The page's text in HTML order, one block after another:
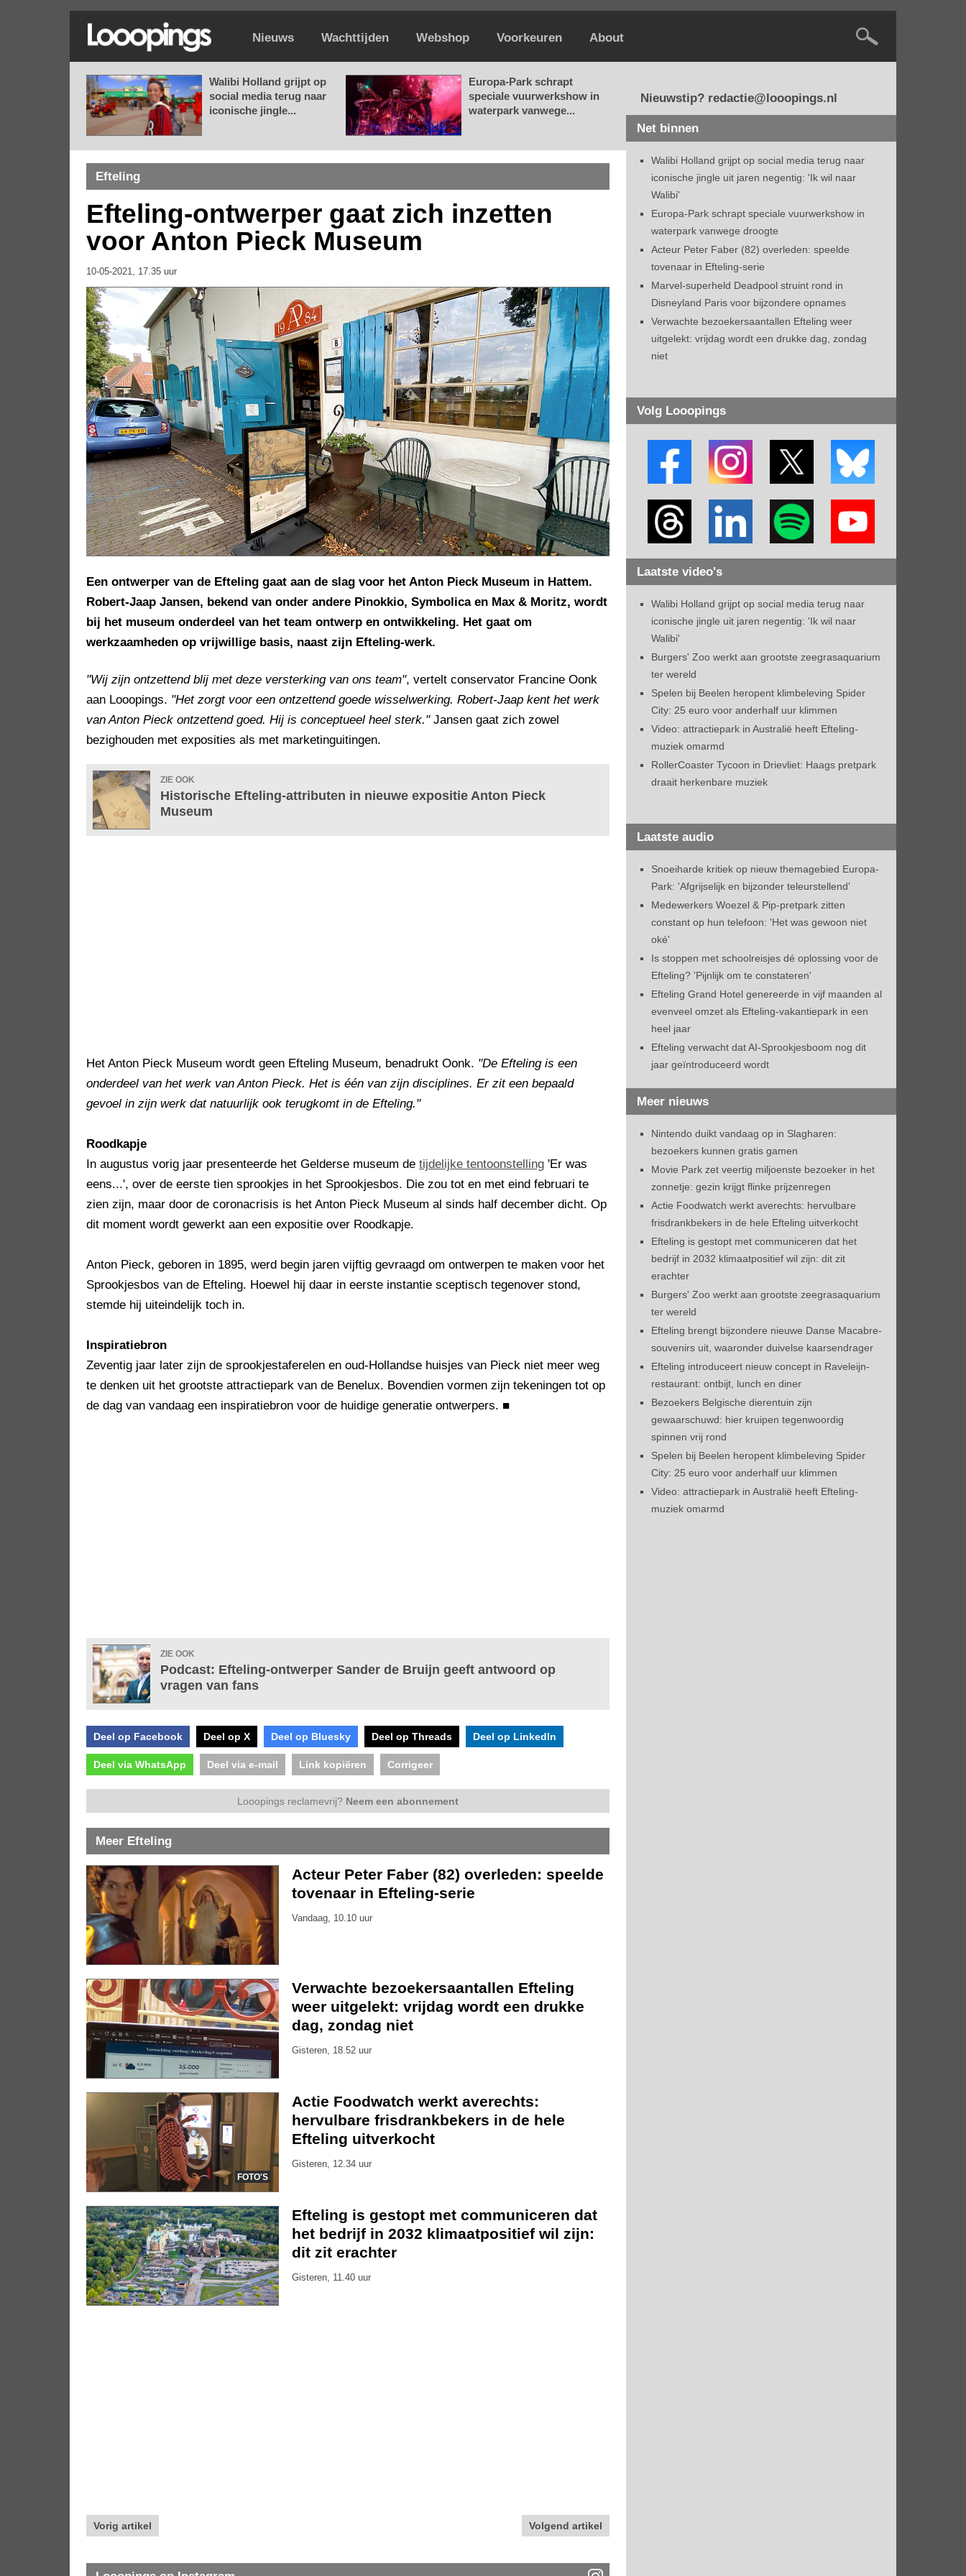
Nieuws Wachttijden Webshop Voorkeuren About
Walibi Holland grijpt op
social media terug naar
iconische jingle...
Europa-Park schrapt
speciale vuurwerkshow in
waterpark vanwege...
Efteling
Efteling-ontwerper gaat zich inzetten
voor Anton Pieck Museum
10-05-2021, 17.35 uur
Een ontwerper van de Efteling gaat aan de slag voor het Anton Pieck Museum in Hattem.
Robert-Jaap Jansen, bekend van onder andere Pinokkio, Symbolica en Max & Moritz, wordt
bij het museum onderdeel van het team ontwerp en ontwikkeling. Het gaat om
werkzaamheden op vrijwillige basis, naast zijn Efteling-werk.
"Wij zijn ontzettend blij met deze versterking van ons team", vertelt conservator Francine Oonk
aan Looopings. "Het zorgt voor een ontzettend goede wisselwerking. Robert-Jaap kent het werk
van Anton Pieck ontzettend goed. Hij is conceptueel heel sterk."Jansen gaat zich zowel
bezighouden met exposities als met marketinguitingen.
ZIE OOK
Historische Efteling-attributen in nieuwe expositie Anton Pieck
Museum
Het Anton Pieck Museum wordt geen Efteling Museum, benadrukt Oonk. "De Efteling is een
onderdeel van het werk van Anton Pieck. Het is één van zijn disciplines. Er zit een bepaald
gevoel in zijn werk dat natuurlijk ook terugkomt in de Efteling."
Roodkapje
In augustus vorig jaar presenteerde het Gelderse museum de tijdelijke tentoonstelling 'Er was
eens...', over de eerste tien sprookjes in het Sprookjesbos. Die zou tot en met eind februari te
zien zijn, maar door de coronacrisis is het Anton Pieck Museum al sinds half december dicht. Op
dit moment wordt gewerkt aan een expositie over Roodkapje.
Anton Pieck, geboren in 1895, werd begin jaren vijftig gevraagd om ontwerpen te maken voor het
Sprookjesbos van de Efteling. Hoewel hij daar in eerste instantie sceptisch tegenover stond,
stemde hij uiteindelijk toch in.
Inspiratiebron
Zeventig jaar later zijn de sprookjestaferelen en oud-Hollandse huisjes van Pieck niet meer weg
te denken uit het grootste attractiepark van de Benelux. Bovendien vormen zijn tekeningen tot op
de dag van vandaag een inspiratiebron voor de huidige generatie ontwerpers. ■
ZIE OOK
Podcast: Efteling-ontwerper Sander de Bruijn geeft antwoord op
vragen van fans
Deel op Facebook Deel op X Deel op Bluesky Deel op Threads Deel op LinkedIn
Deel via WhatsApp Deel via e-mail Link kopiëren Corrigeer
Looopings reclamevrij? Neem een abonnement
Meer Efteling
Acteur Peter Faber (82) overleden: speelde
tovenaar in Efteling-serie
Vandaag, 10.10 uur
Verwachte bezoekersaantallen Efteling
weer uitgelekt: vrijdag wordt een drukke
dag, zondag niet
Gisteren, 18.52 uur
FOTO'S
Actie Foodwatch werkt averechts:
hervulbare frisdrankbekers in de hele
Efteling uitverkocht
Gisteren, 12.34 uur
Efteling is gestopt met communiceren dat
het bedrijf in 2032 klimaatpositief wil zijn:
dit zit erachter
Gisteren, 11.40 uur
Vorig artikel Volgend artikel
Nieuwstip? redactie@looopings.nl
Net binnen
Walibi Holland grijpt op social media terug naar
iconische jingle uit jaren negentig: 'Ik wil naar
Walibi'
Europa-Park schrapt speciale vuurwerkshow in
waterpark vanwege droogte
Acteur Peter Faber (82) overleden: speelde
tovenaar in Efteling-serie
Marvel-superheld Deadpool struint rond in
Disneyland Paris voor bijzondere opnames
Verwachte bezoekersaantallen Efteling weer
uitgelekt: vrijdag wordt een drukke dag, zondag
niet
Volg Looopings
Laatste video's
Walibi Holland grijpt op social media terug naar
iconische jingle uit jaren negentig: 'Ik wil naar
Walibi'
Burgers' Zoo werkt aan grootste zeegrasaquarium
ter wereld
Spelen bij Beelen heropent klimbeleving Spider
City: 25 euro voor anderhalf uur klimmen
Video: attractiepark in Australië heeft Efteling-
muziek omarmd
RollerCoaster Tycoon in Drievliet: Haags pretpark
draait herkenbare muziek
Laatste audio
Snoeiharde kritiek op nieuw themagebied Europa-
Park: 'Afgrijselijk en bijzonder teleurstellend'
Medewerkers Woezel & Pip-pretpark zitten
constant op hun telefoon: 'Het was gewoon niet
oké'
Is stoppen met schoolreisjes dé oplossing voor de
Efteling? 'Pijnlijk om te constateren'
Efteling Grand Hotel genereerde in vijf maanden al
evenveel omzet als Efteling-vakantiepark in een
heel jaar
Efteling verwacht dat AI-Sprookjesboom nog dit
jaar geïntroduceerd wordt
Meer nieuws
Nintendo duikt vandaag op in Slagharen:
bezoekers kunnen gratis gamen
Movie Park zet veertig miljoenste bezoeker in het
zonnetje: gezin krijgt flinke prijzenregen
Actie Foodwatch werkt averechts: hervulbare
frisdrankbekers in de hele Efteling uitverkocht
Efteling is gestopt met communiceren dat het
bedrijf in 2032 klimaatpositief wil zijn: dit zit
erachter
Burgers' Zoo werkt aan grootste zeegrasaquarium
ter wereld
Efteling brengt bijzondere nieuwe Danse Macabre-
souvenirs uit, waaronder duivelse kaarsendrager
Efteling introduceert nieuw concept in Raveleijn-
restaurant: ontbijt, lunch en diner
Bezoekers Belgische dierentuin zijn
gewaarschuwd: hier kruipen tegenwoordig
spinnen vrij rond
Spelen bij Beelen heropent klimbeleving Spider
City: 25 euro voor anderhalf uur klimmen
Video: attractiepark in Australië heeft Efteling-
muziek omarmd